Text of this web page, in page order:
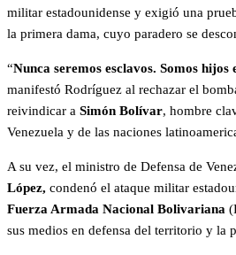
militar estadounidense y exigió una
la primera dama, cuyo paradero se
“Nunca seremos esclavos. Somos
manifestó Rodríguez al rechazar el
reivindicar a Simón Bolívar, hombre
Venezuela y de las naciones
A su vez, el ministro de Defensa de
López, condenó el ataque militar
Fuerza Armada Nacional Bolivariana
sus medios en defensa del territorio y la